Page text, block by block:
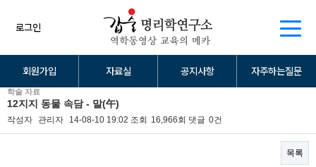
로그인
회원가입 자료실 공지사항 자주하는질문
학술 자료
12지지 동물 속담 - 말(午)
작성자 관리자 14-08-10 19:02 조회 16,966회 댓글 0건
목록